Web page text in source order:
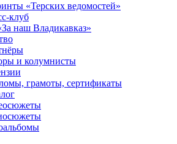
«Терских ведомостей»
клуб
наш Владикавказ»
и колумнисты
грамоты, сертификаты